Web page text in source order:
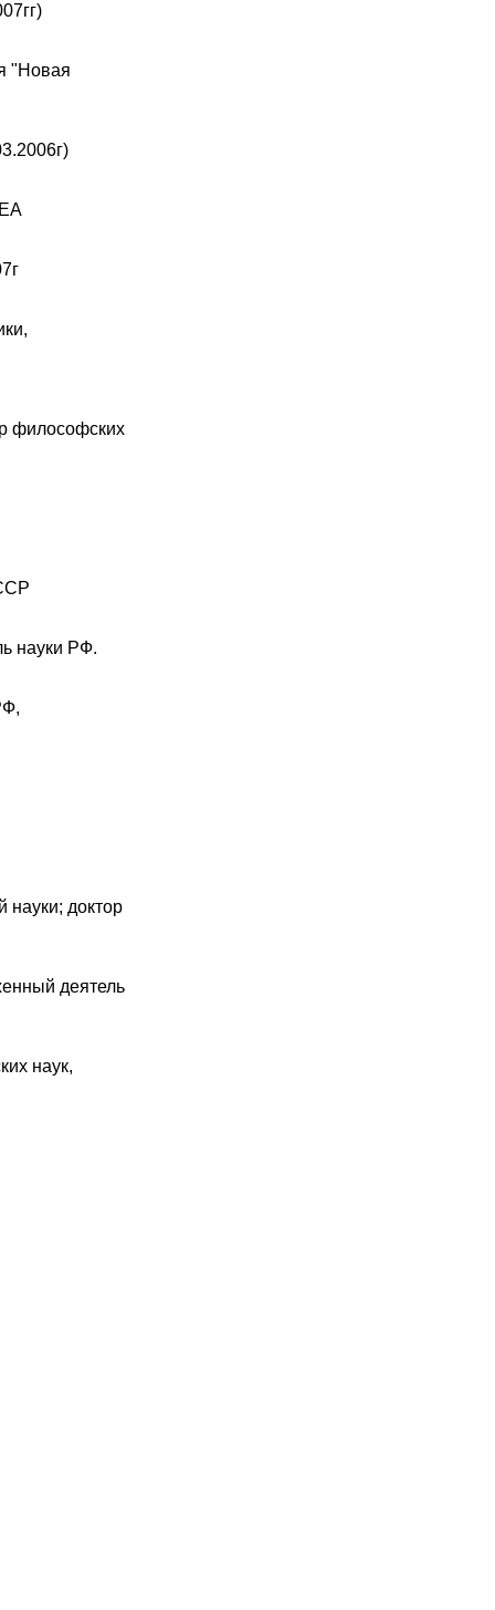
"Новая
философских
науки РФ.
науки; доктор
деятель
наук,